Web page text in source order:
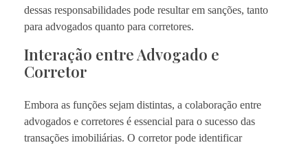
dessas responsabilidades pode resultar em sanções, tanto
para advogados quanto para corretores.
Interação entre Advogado e
Corretor
Embora as funções sejam distintas, a colaboração entre
advogados e corretores é essencial para o sucesso das
transações imobiliárias. O corretor pode identificar